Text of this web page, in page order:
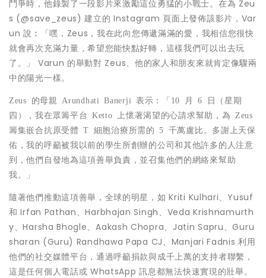
鬥爭時，他錄製了一段影片來激勵這位勇猛的小戰士。在為 Zeu
s (@save_zeus) 建立的 Instagram 頁面上發佈該影片，Var
un 說︰「嘿，Zeus，我在此向您傳遞滿滿的愛，我相信您很快
就會再次充滿力量，希望您能快點好轉，這樣我們可以出去玩
了。」 Varun 的舉動對 Zeus、他的家人和朋友來就肯定像驟兩
中的陽光一樣。
Zeus 的母親 Arundhati Banerji 表示：「 10 月 6
日（星期
四），我在眾籌平台 Ketto 上懷著渴望的心請求幫助，為 Zeus
籌集嵌合抗原受體
T 細胞治療所需的 5 千萬盧比。多謝上天保
佑，我的呼籲被我以前的學生所創辦的公司和其他許多的人注意
到，他們自發地為這項善舉負責，並召集他們的網絡來幫助
我。」
隨著他們推動這項善舉，全球的明星，如 Kriti Kulhari、Yusuf
和 Irfan Pathan、Harbhajan Singh、Veda Krishnamurth
y、Harsha Bhogle、Aakash Chopra、Jatin Sapru、Guru
sharan (Guru) Randhawa Papa CJ、Manjari Fadnis 利用
他們的社交媒體平台，通過呼籲捐款與成千上萬的支持者聯繫，
這是任何個人電話或 WhatsApp 訊息都無法快速實現的壯舉。